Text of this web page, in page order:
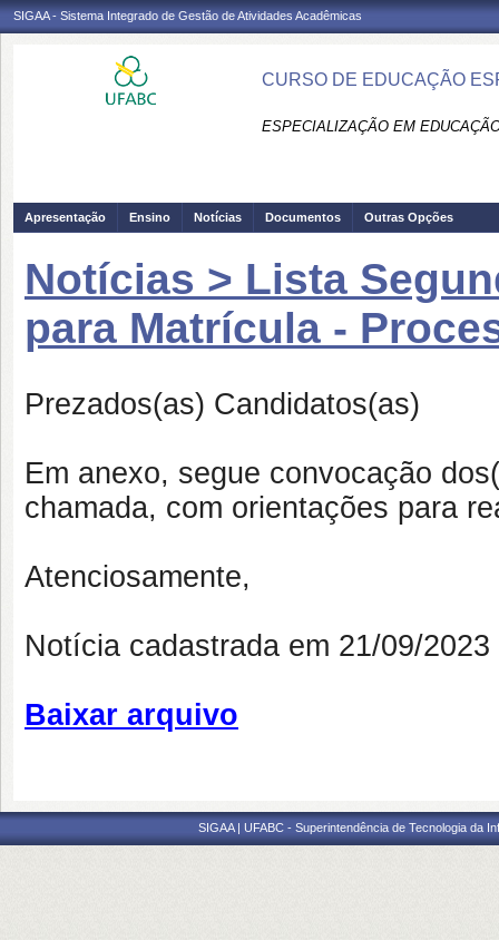
SIGAA - Sistema Integrado de Gestão de Atividades Acadêmicas
CURSO DE EDUCAÇÃO
ESPECIALIZAÇÃO EM
Apresentação Ensino Notícias Documentos Outras Opções
Notícias > Lista
para Matrícula -
Prezados(as) Candidatos(as)
Em anexo, segue convocação
chamada, com orientações para
Atenciosamente,
Notícia cadastrada em 21/09/
Baixar arquivo
SIGAA | UFABC - Superintendência de Tecnologia da